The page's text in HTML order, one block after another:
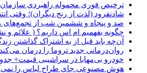
ترخیص فوری محموله راهبردی
شادنفرود (لذت از رنج دیگران)؛ وقتی
صد و پنجاه‌ و ششمین شب از تجمع‌های
چگونه بفهمیم ام اس داریم؟ ( علائم و
آن‌چه باید قبل از به اشتراک گذاشتن
روان‌درمانی جدید تروما را درمان می‌کند
خودرو بی‌مهابا در سراشیبی قیمت+
هوش مصنوعی جای طراح لباس را